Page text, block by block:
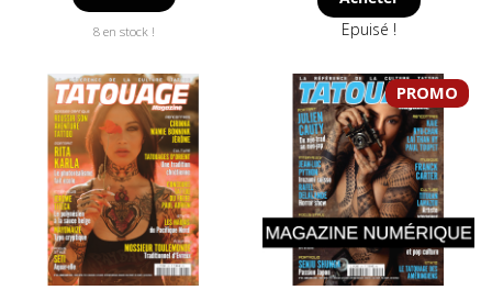
8 en stock !
Epuisé !
PROMO